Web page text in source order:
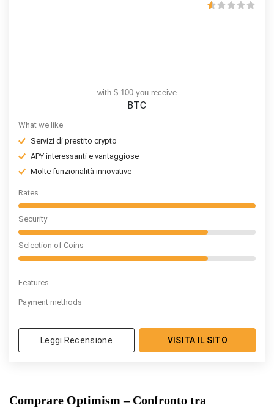
with $ 100 you receive
BTC
What we like
Servizi di prestito crypto
APY interessanti e vantaggiose
Molte funzionalità innovative
Rates
Security
Selection of Coins
Features
Payment methods
Leggi Recensione VISITA IL SITO
Comprare Optimism – Confronto tra